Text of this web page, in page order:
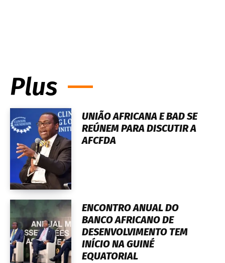
Plus
UNIÃO AFRICANA E BAD SE
REÚNEM PARA DISCUTIR A
AFCFDA
ENCONTRO ANUAL DO
BANCO AFRICANO DE
DESENVOLVIMENTO TEM
INÍCIO NA GUINÉ
EQUATORIAL